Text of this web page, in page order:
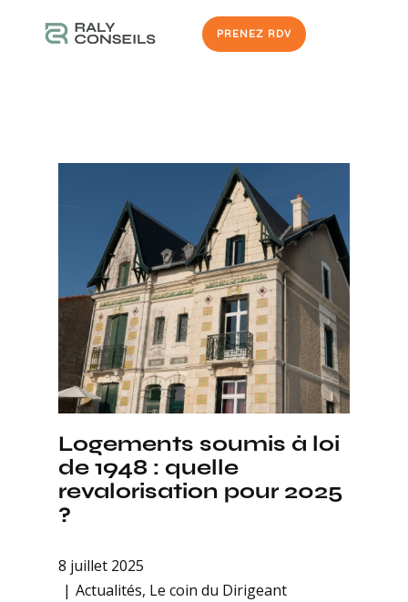
PRENEZ RDV
Logements soumis à loi
de 1948 : quelle
revalorisation pour 2025
?
8 juillet 2025
Actualités, Le coin du Dirigeant